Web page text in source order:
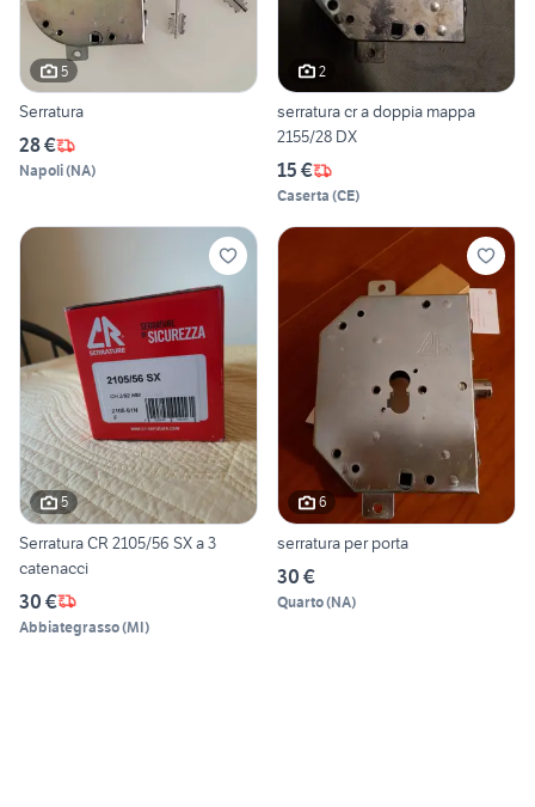
5
Serratura
28 €
Napoli(NA)
2
serratura cr a doppia mappa
2155/28 DX
15 €
Caserta (CE)
5
Serratura CR 2105/56 SX a 3
catenacci
30 €
Abbiategrasso(MI)
6
serratura per porta
30 €
Quarto(NA)